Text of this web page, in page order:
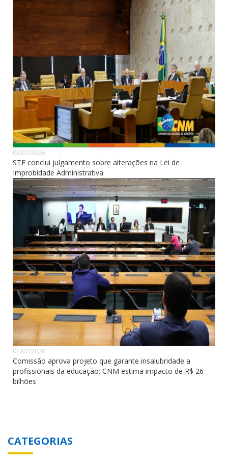
03/07/2026
STF conclui julgamento sobre alterações na Lei de
Improbidade Administrativa
01/07/2026
Comissão aprova projeto que garante insalubridade a
profissionais da educação; CNM estima impacto de R$ 26
bilhões
CATEGORIAS